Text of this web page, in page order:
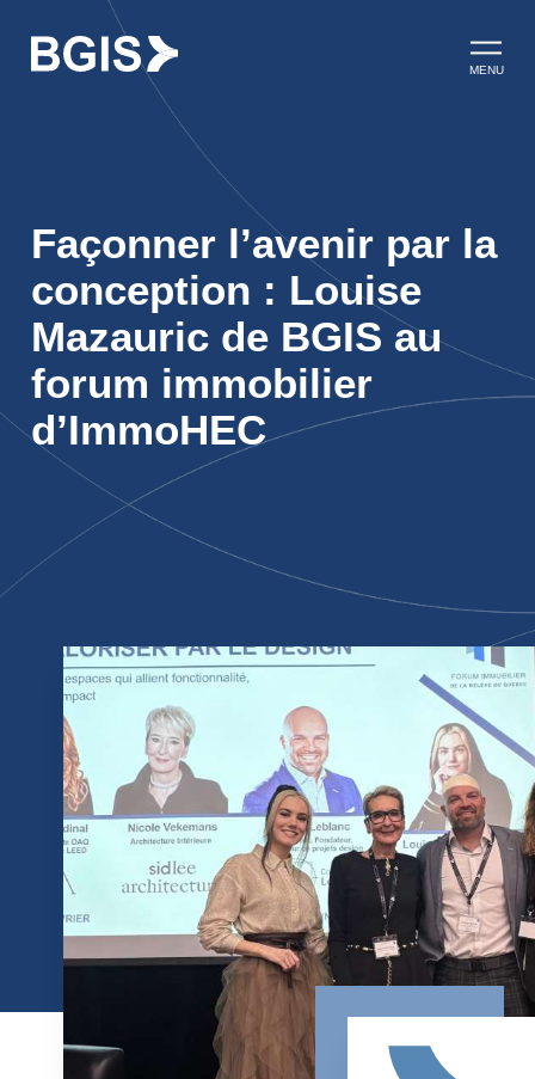
Aller au contenu
Ouvrir
MENU
Façonner l’avenir par la
conception : Louise
Mazauric de BGIS au
forum immobilier
d’ImmoHEC